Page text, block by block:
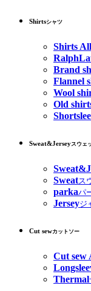
Shirtsシャツ
Shirts All
Brand
Flannel
Wool
Old
Sweat&Jerseyスウェ
Sweatス
parkaパ
Jerseyジ
Cut sewカットソー
Cut sew
Thermal